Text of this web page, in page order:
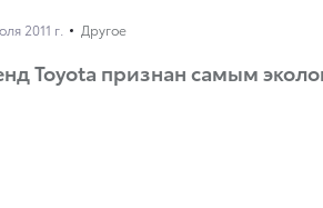
2011 г. Другое
Toyota признан самым